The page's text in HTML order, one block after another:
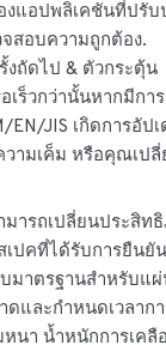
งแอปพลิเคชันที่ปรับ
สอบความถูกต้อง.
งถัดไป & ตัวกระตุ้น
เร็วกว่านั้นหากมีกา
EN/JIS เกิดการอัป
ามเค็ม หรือคุณเปลี่
มารถเปลี่ยนประสิท
ปคที่ได้รับการยืนยั
มาตรฐานสำหรับแ
ดและกำหนดเวลา
หนา น้ำหนักการเคลื